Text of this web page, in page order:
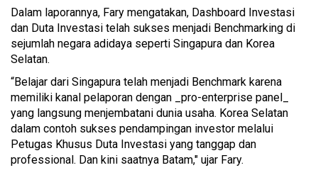
Dalam laporannya, Fary mengatakan, Dashboard Investasi
dan Duta Investasi telah sukses menjadi Benchmarking di
sejumlah negara adidaya seperti Singapura dan Korea
Selatan.
“Belajar dari Singapura telah menjadi Benchmark karena
memiliki kanal pelaporan dengan _pro-enterprise panel_
yang langsung menjembatani dunia usaha. Korea Selatan
dalam contoh sukses pendampingan investor melalui
Petugas Khusus Duta Investasi yang tanggap dan
professional. Dan kini saatnya Batam," ujar Fary.